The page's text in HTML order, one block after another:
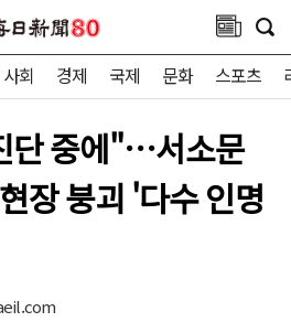
사회 경제 국제 문화 스포츠
단 중에"…서소문
장 붕괴 '다수 인명